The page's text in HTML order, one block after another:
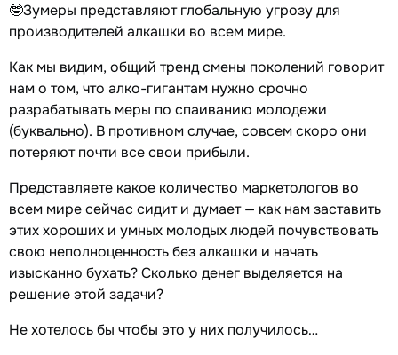
🤓Зумеры представляют глобальную угрозу для
производителей алкашки во всем мире.
Как мы видим, общий тренд смены поколений говорит
нам о том, что алко-гигантам нужно срочно
разрабатывать меры по спаиванию молодежи
(буквально). В противном случае, совсем скоро они
потеряют почти все свои прибыли.
Представляете какое количество маркетологов во
всем мире сейчас сидит и думает — как нам заставить
этих хороших и умных молодых людей почувствовать
свою неполноценность без алкашки и начать
изысканно бухать? Сколько денег выделяется на
решение этой задачи?
Не хотелось бы чтобы это у них получилось…